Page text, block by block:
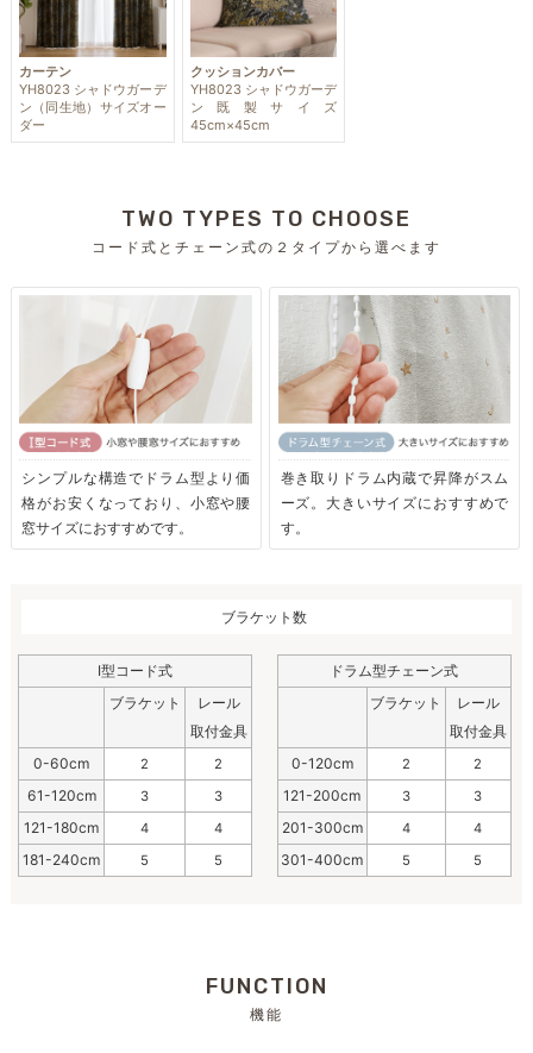
カーテン
YH8023 シャドウガーデ
ン（同生地）サイズオー
ダー
クッションカバー
YH8023 シャドウガーデ
ン既製サイズ
45cm×45cm
TWO TYPES TO CHOOSE
コード式とチェーン式の２タイプから選べます
シンプルな構造でドラム型より価
格がお安くなっており、小窓や腰
窓サイズにおすすめです。
巻き取りドラム内蔵で昇降がスム
ーズ。大きいサイズにおすすめで
す。
ブラケット数
I型コード式
ブラケット
レール
取付金具
0-60cm
2 2
61-120cm 3 3
121-180cm 4 4
181-240cm 5 5
ドラム型チェーン式
ブラケット
レール
取付金具
0-120cm
2 2
121-200cm 3 3
201-300cm 4 4
301-400cm 5 5
FUNCTION
機能